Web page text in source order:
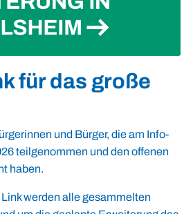
für das große
und Bürger, die am Info-
teilgenommen und den offenen
haben.
werden alle gesammelten